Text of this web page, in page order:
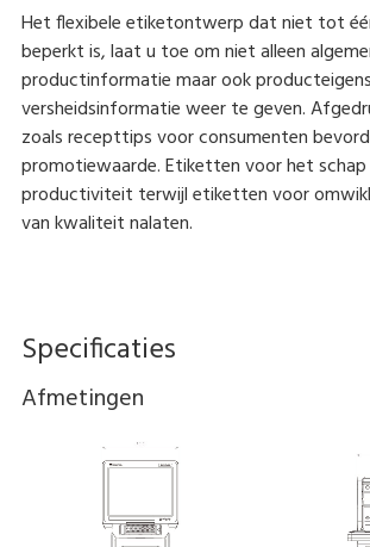
Het flexibele etiketontwerp dat niet tot
beperkt is, laat u toe om niet alleen
productinformatie maar ook
versheidsinformatie weer te geven.
zoals recepttips voor consumenten
promotiewaarde. Etiketten voor het
productiviteit terwijl etiketten voor
van kwaliteit nalaten.
Specificaties
Afmetingen